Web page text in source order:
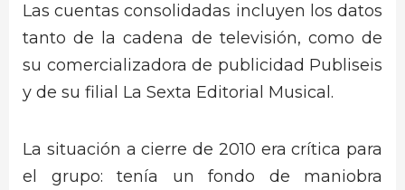
Las cuentas consolidadas incluyen los datos
tanto de la cadena de televisión, como de
su comercializadora de publicidad Publiseis
y de su filial La Sexta Editorial Musical.
La situación a cierre de 2010 era crítica para
el grupo: tenía un fondo de maniobra